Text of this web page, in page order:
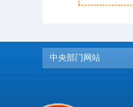
中央部门网站